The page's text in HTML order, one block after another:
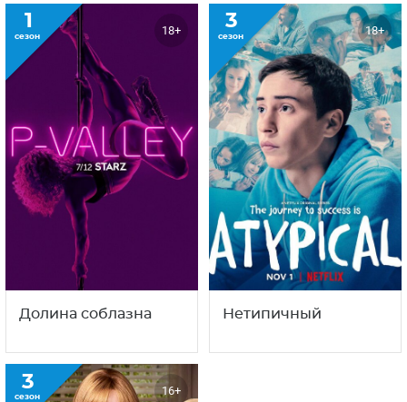
1
сезон 18+
Долина соблазна
3
сезон 18+
Нетипичный
3
сезон 16+